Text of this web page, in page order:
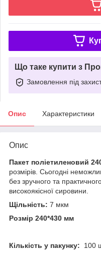
Що таке купити з
Замовлення під
Опис Характеристики
Опис
Пакет поліетиленовий
розмірів. Сьогодні
без зручного та
високоякісної сировини.
Щільність: 7 мкм
Розмір 240*430 мм
Кількість у пакунку: 100